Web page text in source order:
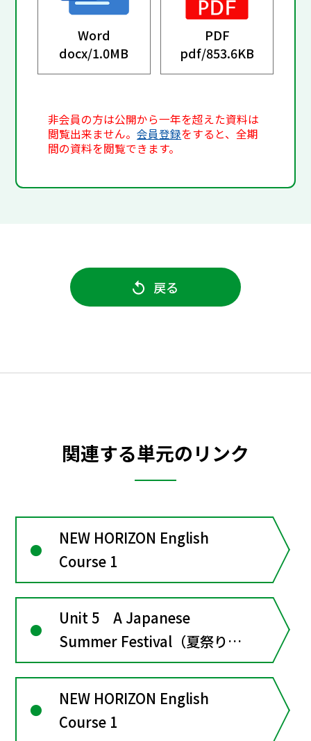
Word
docx/1.0MB
PDF
pdf/853.6KB
非会員の方は公開から一年を超えた資料は
閲覧出来ません。会員登録をすると、全期
間の資料を閲覧できます。
戻る
関連する単元のリンク
NEW HORIZON English
Course 1
Unit 5 A Japanese
Summer Festival（夏祭りの
思い出）
NEW HORIZON English
Course 1